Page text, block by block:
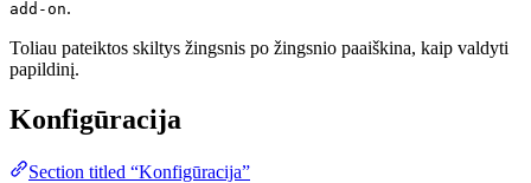
add-on.
Toliau pateiktos skiltys žingsnis po žingsnio paaiškina, kaip valdyti
papildinį.
Konfigūracija
Section titled “Konfigūracija”